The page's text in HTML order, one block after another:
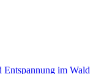
Entspannung im Wald